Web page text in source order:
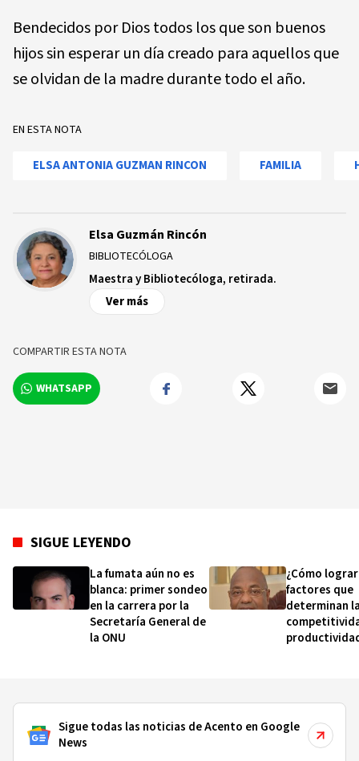
Bendecidos por Dios todos los que son buenos
hijos sin esperar un día creado para aquellos que
se olvidan de la madre durante todo el año.
EN ESTA NOTA
ELSA ANTONIA GUZMAN RINCON FAMILIA
Elsa Guzmán Rincón
BIBLIOTECÓLOGA
Maestra y Bibliotecóloga, retirada.
Ver más
COMPARTIR ESTA NOTA
WHATSAPP
SIGUE LEYENDO
La fumata aún no es
blanca: primer sondeo
en la carrera por la
Secretaría General de
la ONU
¿Cómo
factores que
determinan
Sigue todas las noticias de Acento en Google
News